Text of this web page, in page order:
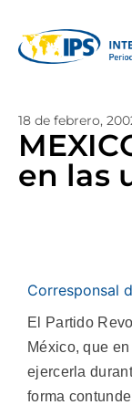
18 de febrero,
en las
Corresponsal
El Partido
México, que
ejercerla
forma